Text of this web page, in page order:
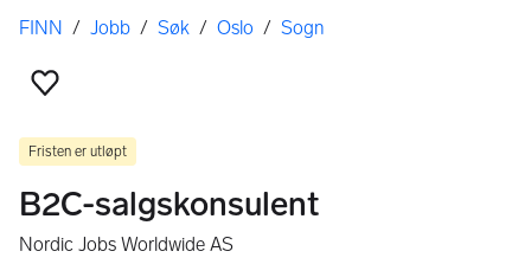
Her er du
FINN / Jobb / Søk / Oslo / Sogn
Fristen er utløpt
B2C-salgskonsulent
Nordic Jobs Worldwide AS